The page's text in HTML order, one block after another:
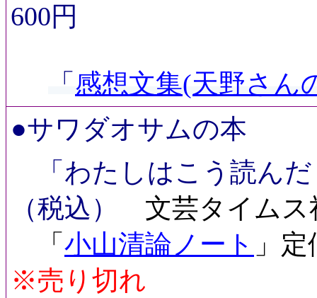
600円
「 感想文集(天野さん
●サワダオサムの本
「わたしはこう読んだ
（税込） 文芸タイムス
「 小山清論ノート 」
※売り切れ